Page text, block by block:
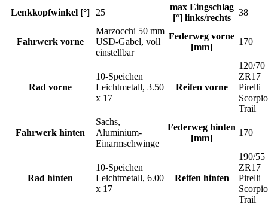
Lenkkopfwinkel [°] 25
max Eingschlag
[°] links/rechts
38
Fahrwerk vorne
Marzocchi 50 mm
USD-Gabel, voll
einstellbar
Federweg vorne
[mm]
170
Rad vorne
10-Speichen
Leichtmetall, 3.50
x 17
Reifen vorne
120/70
ZR17
Pirelli
Trail
Fahrwerk hinten
Sachs,
Aluminium-
Einarmschwinge
Federweg hinten
[mm]
170
Rad hinten
10-Speichen
Leichtmetall, 6.00
x 17
Reifen hinten
190/55
ZR17
Pirelli
Trail